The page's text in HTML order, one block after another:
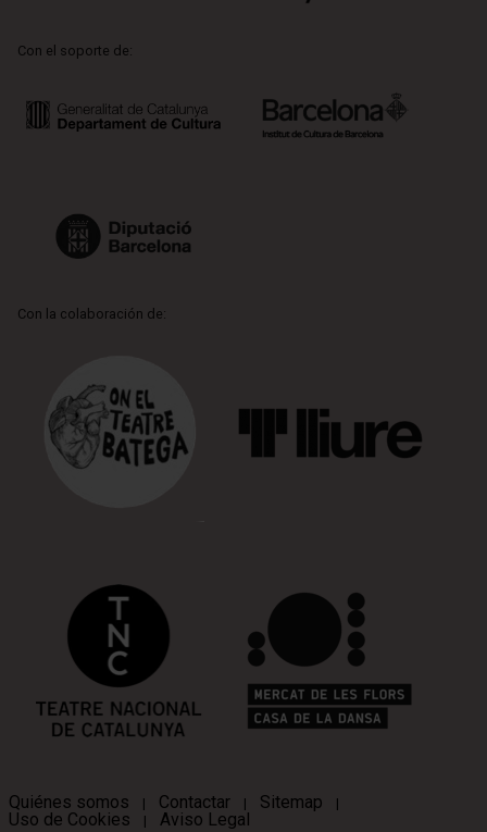
Con el soporte de:
Con la colaboración de:
Quiénes somos | Contactar | Sitemap |
Uso de Cookies | Aviso Legal